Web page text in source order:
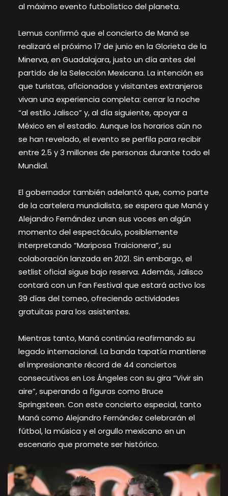
al máximo evento futbolístico del planeta.
Lemus confirmó que el concierto de Maná se
realizará el próximo 17 de junio en la Glorieta de la
Minerva, en Guadalajara, justo un día antes del
partido de la Selección Mexicana. La intención es
que turistas, aficionados y visitantes extranjeros
vivan una experiencia completa: cerrar la noche
“al estilo Jalisco” y, al día siguiente, apoyar a
México en el estadio. Aunque los horarios aún no
se han revelado, el evento se perfila para recibir
entre 2.5 y 3 millones de personas durante todo el
Mundial.
El gobernador también adelantó que, como parte
de la cartelera mundialista, se espera que Maná y
Alejandro Fernández unan sus voces en algún
momento del espectáculo, posiblemente
interpretando “Mariposa Traicionera”, su
colaboración lanzada en 2021. Sin embargo, el
setlist oficial sigue bajo reserva. Además, Jalisco
contará con un Fan Festival que estará activo los
39 días del torneo, ofreciendo actividades
gratuitas para los asistentes.
Mientras tanto, Maná continúa reafirmando su
legado internacional. La banda tapatía mantiene
el impresionante récord de 44 conciertos
consecutivos en Los Ángeles con su gira “Vivir sin
aire”, superando a figuras como Bruce
Springsteen. Con este concierto especial, tanto
Maná como Alejandro Fernández celebrarán el
fútbol, la música y el orgullo mexicano en un
escenario que promete ser histórico.